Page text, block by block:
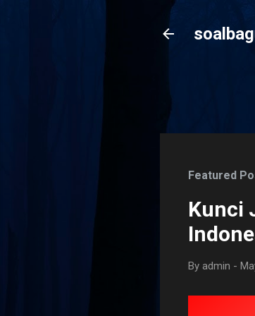
Featured
Kunci
By admin -